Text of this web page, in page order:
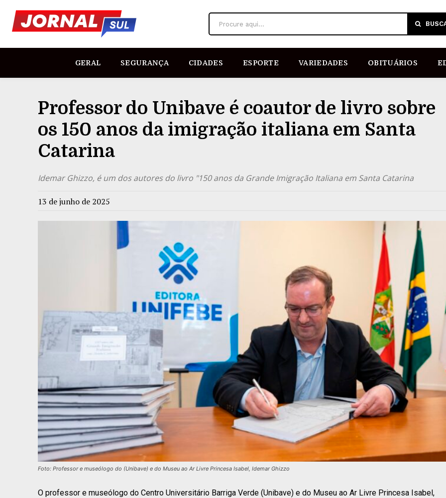
Procure aqui...
GERAL SEGURANÇA CIDADES ESPORTE VARIEDADES OBITUÁRIOS
Professor do Unibave é coautor de livro sobre
os 150 anos da imigração italiana em Santa
Catarina
Idemar Ghizzo, é um dos autores do livro "150 anos da Grande Imigração Italiana em Santa Catarina
13 de junho de 2025
Foto: Professor e museólogo do (Unibave) e do Museu ao Ar Livre Princesa Isabel, Idemar Ghizzo
O professor e museólogo do Centro Universitário Barriga Verde (Unibave) e do Museu ao Ar Livre Princesa Isabel,